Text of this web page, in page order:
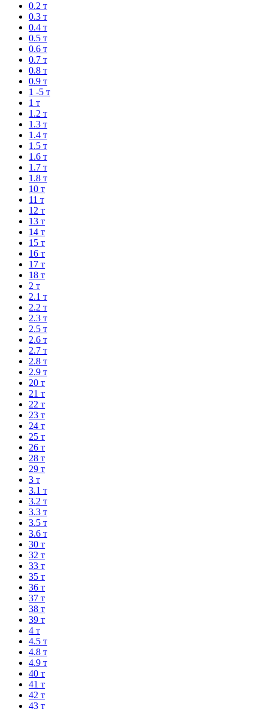
0.2 т
0.3 т
0.4 т
0.5 т
0.6 т
0.7 т
0.8 т
0.9 т
1 -5 т
1 т
1.2 т
1.3 т
1.4 т
1.5 т
1.6 т
1.7 т
1.8 т
10 т
11 т
12 т
13 т
14 т
15 т
16 т
17 т
18 т
2 т
2.1 т
2.2 т
2.3 т
2.5 т
2.6 т
2.7 т
2.8 т
2.9 т
20 т
21 т
22 т
23 т
24 т
25 т
26 т
28 т
29 т
3 т
3.1 т
3.2 т
3.3 т
3.5 т
3.6 т
30 т
32 т
33 т
35 т
36 т
37 т
38 т
39 т
4 т
4.5 т
4.8 т
4.9 т
40 т
41 т
42 т
43 т